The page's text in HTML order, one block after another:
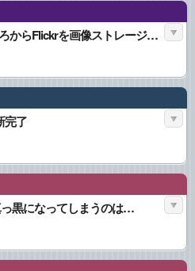
metagatewayを使ってするぷろからFlickrを画像ストレージにしつつBloggerを更新してみる
完了
黒になってしまうのは…